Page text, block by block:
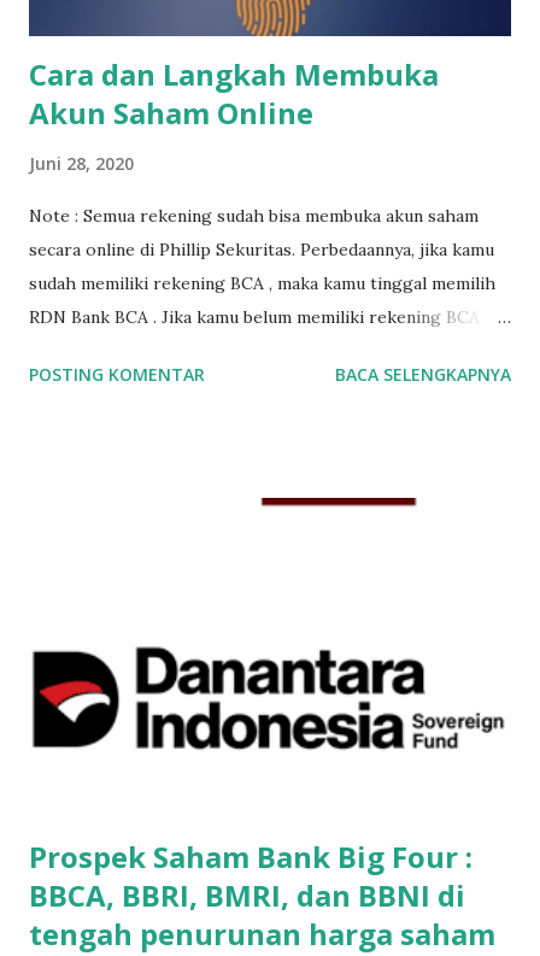
bawah ini. Jika ada yang kurang jelas, kamu bisa contact say...
Cara dan Langkah Membuka
Akun Saham Online
Juni 28, 2020
Note : Semua rekening sudah bisa membuka akun saham
secara online di Phillip Sekuritas. Perbedaannya, jika kamu
sudah memiliki rekening BCA , maka kamu tinggal memilih
RDN Bank BCA . Jika kamu belum memiliki rekening BCA ,
membuka rekening saham online di Phillip Sekuritas
rekening BCA atau Permata nya. Nah satu keunggulan jika
kamu sudah memakai rekening BCA atau rekening Bank
Permata, kamu tidak perlu print dokumen fisik lagi. Jadi bisa
langsung daftar sampai selesai semuanya full online. Jadi
POSTING KOMENTAR BACA SELENGKAPNYA
Prospek Saham Bank Big Four :
BBCA, BBRI, BMRI, dan BBNI di
tengah penurunan harga saham